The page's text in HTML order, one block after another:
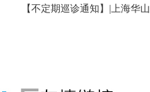
【不定期巡诊通知】|上海华山